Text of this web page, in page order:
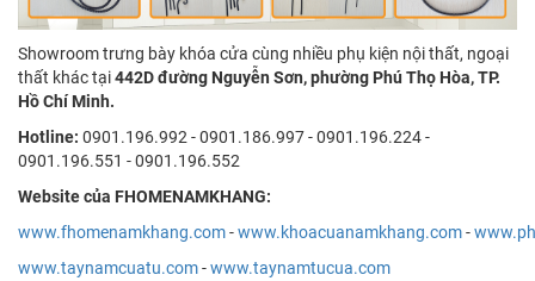
Showroom trưng bày khóa cửa cùng nhiều phụ kiện nội thất, ngoại
thất khác tại442D đường Nguyễn Sơn, phường Phú Thọ Hòa, TP.
Hồ Chí Minh.
Hotline: 0901.196.992 - 0901.186.997 - 0901.196.224 -
0901.196.551 - 0901.196.552
Website của FHOMENAMKHANG:
www.fhomenamkhang.com-www.khoacuanamkhang.com-
www.taynamcuatu.com-www.taynamtucua.com